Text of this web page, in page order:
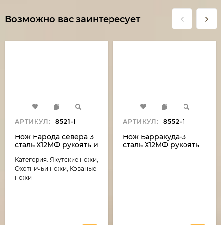
Возможно вас заинтересует
АРТИКУЛ: 8521-1
Нож Народа севера 3
сталь Х12МФ рукоять и
Категория: Якутские ножи,
Охотничьи ножи, Кованые
ножи
АРТИКУЛ: 8552-1
Нож Барракуда-3
сталь Х12МФ рукоять